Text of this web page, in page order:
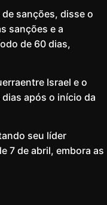
sanções, disse o
sanções e a
de 60 dias,
Israel e o
após o início da
seu líder
7 de abril, embora as